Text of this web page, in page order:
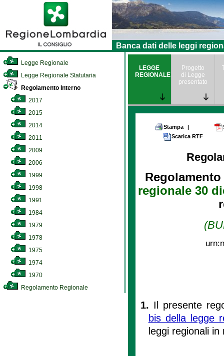
Banca dati delle leggi
Legge Regionale
Legge Regionale Statutaria
Regolamento Interno
2017
2015
2014
2011
2009
2006
1999
1998
1991
1984
1979
1978
1975
1974
1970
Regolamento Regionale
LEGGE
REGIONALE
Progetto
di Legge
presentato
Stampa |
Scarica RTF
regionale 30
1. Il presente
bis della legge
leggi regionali